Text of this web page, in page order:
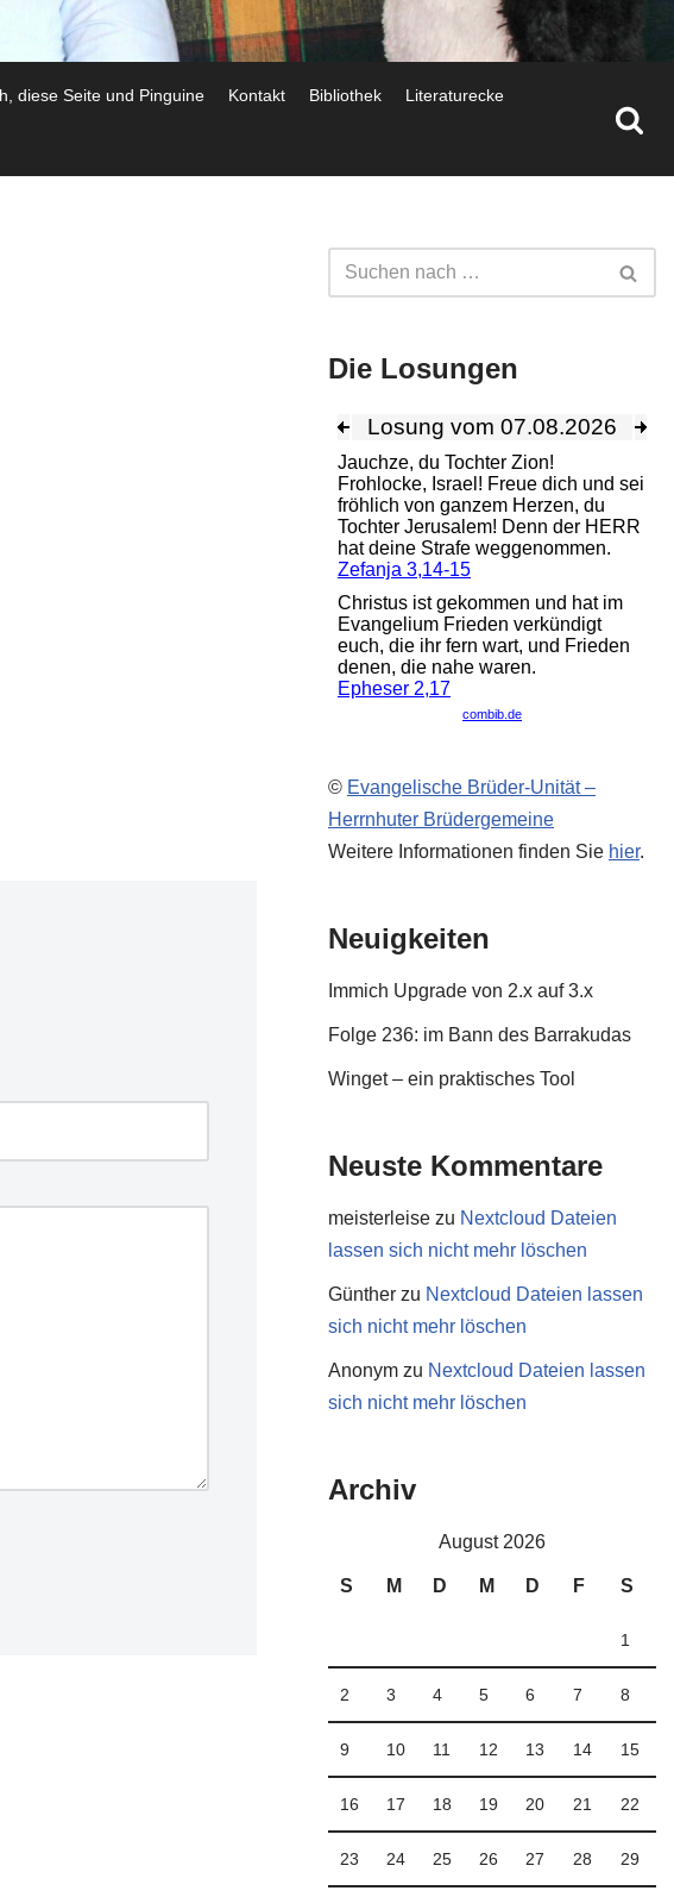
diese Seite und Pinguine Kontakt Bibliothek Literaturecke
Die Losungen
© Evangelische Brüder-Unität –
Herrnhuter Brüdergemeine
Weitere Informationen finden Sie hier.
Neuigkeiten
Immich Upgrade von 2.x auf 3.x
Folge 236: im Bann des Barrakudas
Winget – ein praktisches Tool
Neuste Kommentare
meisterleise zu Nextcloud Dateien
lassen sich nicht mehr löschen
Günther zu Nextcloud Dateien lassen
sich nicht mehr löschen
Anonym zu Nextcloud Dateien lassen
sich nicht mehr löschen
Archiv
August 2026
S M D M D F S
1
2 3 4 5 6 7 8
9 10 11 12 13 14 15
16 17 18 19 20 21 22
23 24 25 26 27 28 29